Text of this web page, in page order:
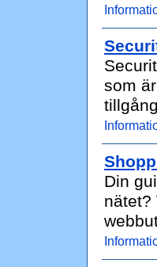
som
Din
nätet?